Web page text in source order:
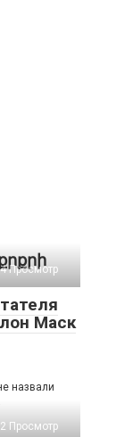
Просмотр
Маск
назвали
Просмотр